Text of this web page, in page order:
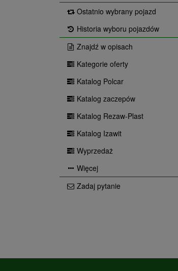
Ostatnio wybrany pojazd
Historia wyboru pojazdów
Znajdź w opisach
Kategorie oferty
Katalog Polcar
Katalog zaczepów
Katalog Rezaw-Plast
Katalog Izawit
Wyprzedaż
Więcej
Zadaj pytanie